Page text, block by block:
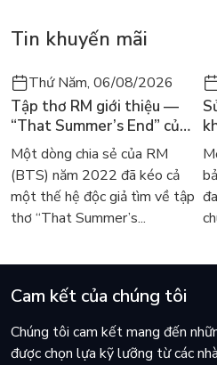
Tin khuyến mãi
Thứ Năm, 06/08/2026
Tập thơ RM giới thiệu —
“That Summer’s End” của
Lee Seong-bok ra mắt bản
tiếng Anh sau 4 năm gây
sốt
Một dòng chia sẻ của RM
(BTS) năm 2022 đã kéo cả
một thế hệ độc giả tìm về tập
thơ “That Summer’s...
Cam kết của chúng tôi
Chúng tôi cam kết mang đến
được chọn lựa kỹ lưỡng từ các